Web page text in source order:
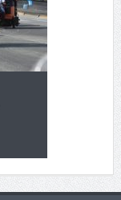
cuáles